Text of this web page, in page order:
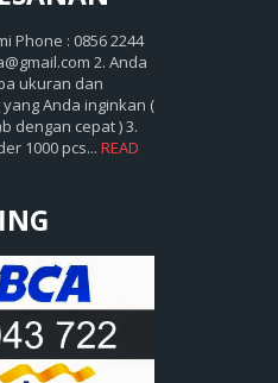
Phone : 0856 2244
2. Anda
ukuran dan
Anda inginkan (
dengan cepat ) 3.
1000 pcs... READ